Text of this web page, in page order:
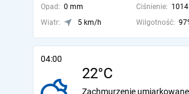
Opad: 0 mm Ciśnienie:
Wiatr:
5 km/h Wilgotność:
04:00
22°C
Zachmurzenie